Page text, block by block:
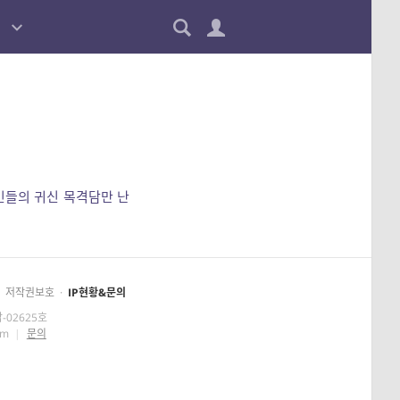
의 귀신 목격담만 난
저작권보호 · IP현황&문의
-02625호
| 문의